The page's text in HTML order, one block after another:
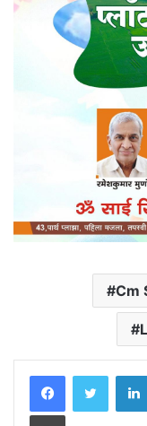
Cm
Print